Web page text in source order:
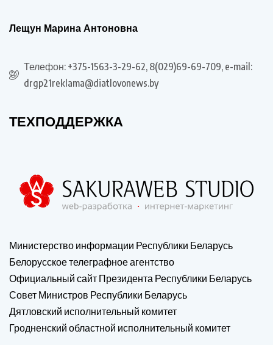
Лещун Марина Антоновна
Телефон: +375-1563-3-29-62, 8(029)69-69-709, e-mail:
drgp21reklama@diatlovonews.by
ТЕХПОДДЕРЖКА
Министерство информации Республики Беларусь
Белорусское телеграфное агентство
Официальный сайт Президента Республики Беларусь
Совет Министров Республики Беларусь
Дятловский исполнительный комитет
Гродненский областной исполнительный комитет